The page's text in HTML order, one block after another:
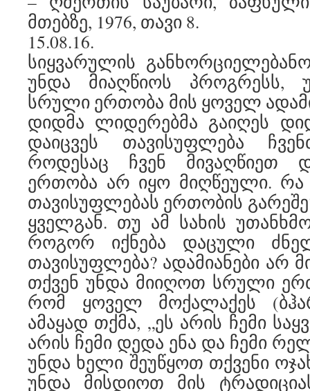
მთებზე, 1976, თავი 8.
15.08.16.
სიყვარულის
უნდა მიაღწიოს პროგრესს,
სრული ერთობა მის ყოველ
დიდმა ლიდერებმა გაიღეს
დაიცვეს თავისუფლება
როდესაც ჩვენ მივაღწიეთ
ერთობა არ იყო მიღწეული. რა
თავისუფლებას ერთობის
ყველგან. თუ ამ სახის
როგორ იქნება დაცული
თავისუფლება? ადამიანები არ
თქვენ უნდა მიიღოთ სრული
რომ ყოველ მოქალაქეს
ამაყად თქმა, „ეს არის ჩემი
არის ჩემი დედა ენა და ჩემი
უნდა ხელი შეუწყოთ თქვენი
უნდა მისდიოთ მის